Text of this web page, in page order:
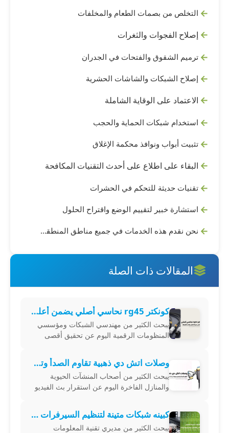
التخلص من بصمات الطعام والمخلفات
إصلاح الفجوات والثغرات
ترميم الشقوق والفتحات في الجدران
إصلاح الشبكات والشاشات الحشرية
الاعتماد على الوقاية الشاملة
استخدام شبكات الحماية والحجب
تثبيت أبواب ونوافذ محكمة الإغلاق
البقاء على اطلاع على أحدث التقنيات المكافحة
تقنيات حديثة للتحكم في الحشرات
استشارة خبير لتقييم الوضع واقتراح الحلول
نحن نقدم هذه الخدمات في جميع مناطق المنطقة الشرقية السعودية، بما في ذلك الدمام، الأحساء، حفر الباطن، الجبيل، القطيف، الخبر، الخفجي، رأس تنورة، النعيرية، قرية العليا، والعديد من المناطق الأخرى في المنطقة الشرقية. تواصل معنا للحصول على الخدمة في أي منطقة تحتاجها
المقالات ذات الصلة
كونكتر rg45 نحاسي أصلي يضمن أعلى سرعة لنقل بيانات الشبكة
يبحث الكثير من مهندسي الشبكات ومؤسسي
المنظومات الرقمية اليوم عن تحقيق أقصى
نحاسي أصلي يضمن نقل البيانات الرقمية
وصلات اتش دي ذهبية تقاوم الصدأ وتضمن جودة بث لا تضاهى
يبحث الكثير من أصحاب المنشآت الحيوية
والمنازل الفاخرة اليوم عن استقرار بث الفيديو
الموثوقية تضمن نقل الإشارات الرقمي
كبينه شبكات متينة لتنظيم السيرفرات والأسلاك وحمايتها تماماً
يبحث الكثير من مديري تقنية المعلومات